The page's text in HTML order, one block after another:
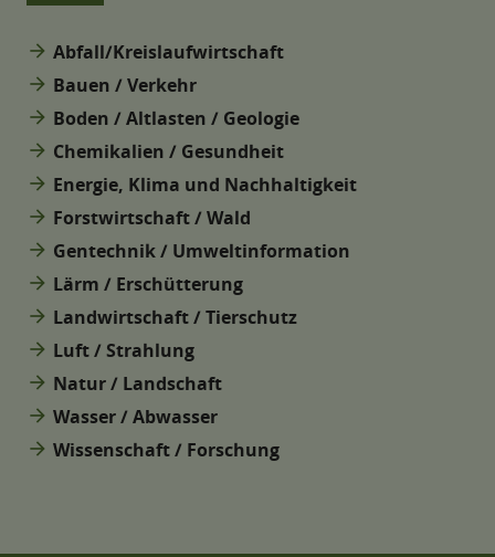
arrow_forward Abfall/Kreislaufwirtschaft
arrow_forward Bauen / Verkehr
arrow_forward Boden / Altlasten / Geologie
arrow_forward Chemikalien / Gesundheit
arrow_forward Energie, Klima und Nachhaltigkeit
arrow_forward Forstwirtschaft / Wald
arrow_forward Gentechnik / Umweltinformation
arrow_forward Lärm / Erschütterung
arrow_forward Landwirtschaft / Tierschutz
arrow_forward Luft / Strahlung
arrow_forward Natur / Landschaft
arrow_forward Wasser / Abwasser
arrow_forward Wissenschaft / Forschung